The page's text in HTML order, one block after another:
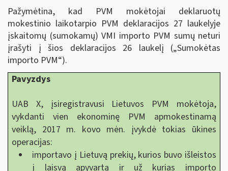
Pažymėtina, kad PVM mokėtojai deklaruotų
mokestinio laikotarpio PVM deklaracijos 27 laukelyje
įskaitomų (sumokamų) VMI importo PVM sumų neturi
įrašyti į šios deklaracijos 26 laukelį („Sumokėtas
importo PVM“).
Pavyzdys
UAB X, įsiregistravusi Lietuvos PVM mokėtoja,
vykdanti vien ekonominę PVM apmokestinamą
veiklą, 2017 m. kovo mėn. įvykdė tokias ūkines
operacijas:
importavo į Lietuvą prekių, kurios buvo išleistos
į laisvą apyvartą ir už kurias importo